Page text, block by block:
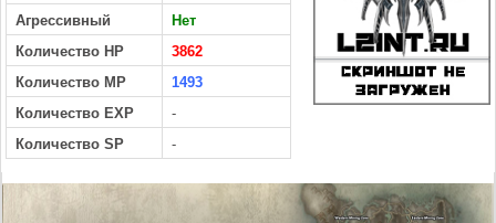
Агрессивный
Нет
Количество HP
3862
Количество MP
1493
Количество EXP
-
Количество SP
-